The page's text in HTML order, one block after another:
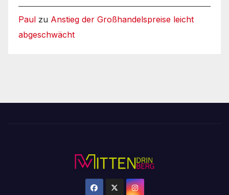
Paul zu Anstieg der Großhandelspreise leicht
abgeschwächt